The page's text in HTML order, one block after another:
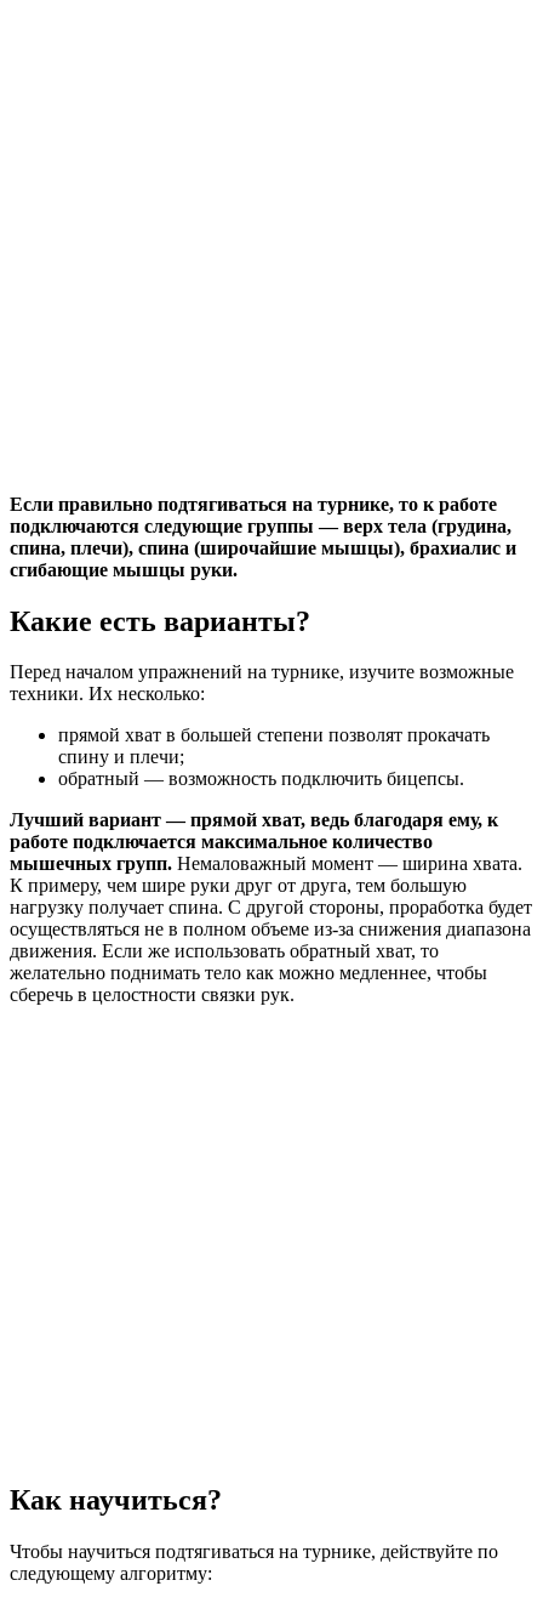
Если правильно подтягиваться на турнике, то к работе
подключаются следующие группы — верх тела (грудина,
спина, плечи), спина (широчайшие мышцы), брахиалис и
сгибающие мышцы руки.
Какие есть варианты?
Перед началом упражнений на турнике, изучите возможные
техники. Их несколько:
прямой хват в большей степени позволят прокачать
спину и плечи;
обратный — возможность подключить бицепсы.
Лучший вариант — прямой хват, ведь благодаря ему, к
работе подключается максимальное количество
мышечных групп. Немаловажный момент — ширина хвата.
К примеру, чем шире руки друг от друга, тем большую
нагрузку получает спина. С другой стороны, проработка будет
осуществляться не в полном объеме из-за снижения диапазона
движения. Если же использовать обратный хват, то
желательно поднимать тело как можно медленнее, чтобы
сберечь в целостности связки рук.
Как научиться?
Чтобы научиться подтягиваться на турнике, действуйте по
следующему алгоритму: